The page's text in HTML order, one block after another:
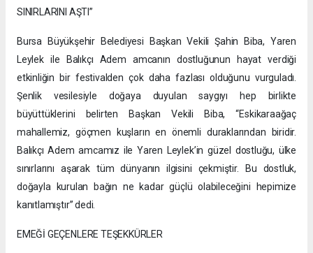
SINIRLARINI AŞTI”
Bursa Büyükşehir Belediyesi Başkan Vekili Şahin Biba, Yaren
Leylek ile Balıkçı Adem amcanın dostluğunun hayat verdiği
etkinliğin bir festivalden çok daha fazlası olduğunu vurguladı.
Şenlik vesilesiyle doğaya duyulan saygıyı hep birlikte
büyüttüklerini belirten Başkan Vekili Biba, “Eskikaraağaç
mahallemiz, göçmen kuşların en önemli duraklarından biridir.
Balıkçı Adem amcamız ile Yaren Leylek’in güzel dostluğu, ülke
sınırlarını aşarak tüm dünyanın ilgisini çekmiştir. Bu dostluk,
doğayla kurulan bağın ne kadar güçlü olabileceğini hepimize
kanıtlamıştır” dedi.
EMEĞİ GEÇENLERE TEŞEKKÜRLER